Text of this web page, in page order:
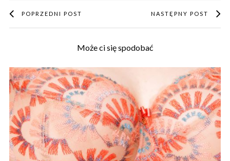
POPRZEDNI POST NASTĘPNY POST
Może ci się spodobać